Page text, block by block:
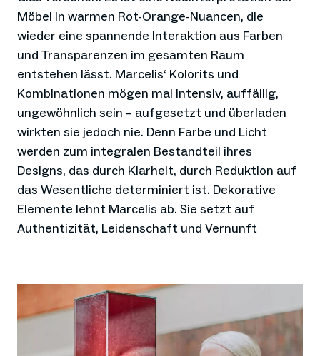
Möbel in warmen Rot-Orange-Nuancen, die
wieder eine spannende Interaktion aus Farben
und Transparenzen im gesamten Raum
entstehen lässt. Marcelis‘ Kolorits und
Kombinationen mögen mal intensiv, auffällig,
ungewöhnlich sein – aufgesetzt und überladen
wirkten sie jedoch nie. Denn Farbe und Licht
werden zum integralen Bestandteil ihres
Designs, das durch Klarheit, durch Reduktion auf
das Wesentliche determiniert ist. Dekorative
Elemente lehnt Marcelis ab. Sie setzt auf
Authentizität, Leidenschaft und Vernunft